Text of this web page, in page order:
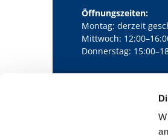
Öffnungszeiten:
Montag: derzeit
Mittwoch:
Donnerstag:
Kath.